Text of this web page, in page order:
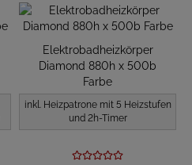
Elektrobadheizkörper
Diamond 880h x 500b
Farbe
inkl. Heizpatrone mit 5 Heizstufen
und 2h-Timer